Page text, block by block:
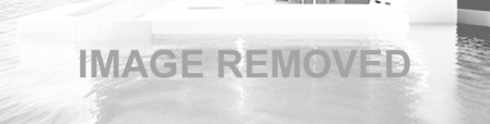
Tips oss
eBlad